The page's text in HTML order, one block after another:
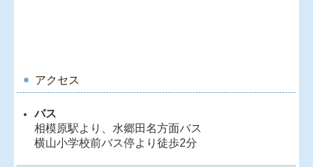
アクセス
バス
相模原駅より、水郷田名方面バス
横山小学校前バス停より徒歩2分